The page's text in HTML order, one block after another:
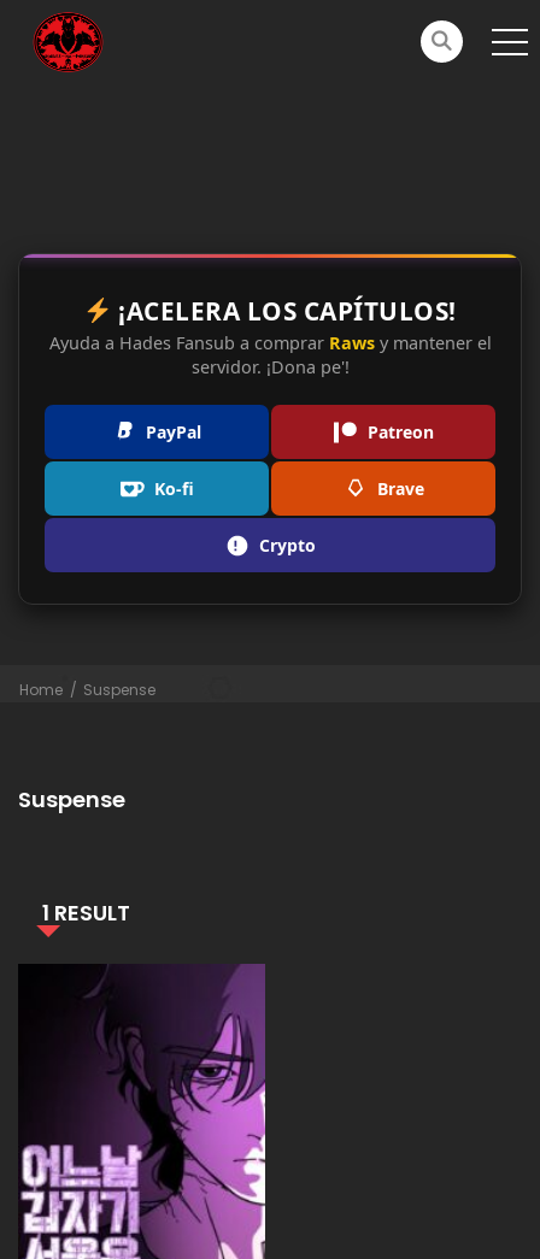
¡ACELERA LOS CAPÍTULOS!
Ayuda a Hades Fansub a comprar Rawsy mantener el
servidor. ¡Dona pe'!
PayPal Patreon
Ko-fi Brave
Crypto
Home Suspense
Suspense
1 RESULT